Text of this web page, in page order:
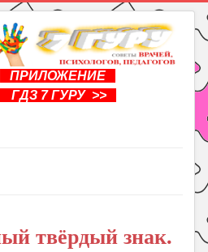
ПРИЛОЖЕНИЕ
ГДЗ 7 ГУРУ >>
твёрдый знак.